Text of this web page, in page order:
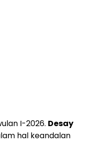
I-2026. Desay
hal keandalan